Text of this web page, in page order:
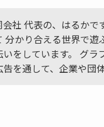
会社 代表の、はるか
分かり合える世界で
をしています。 グ
を通して、企業や団